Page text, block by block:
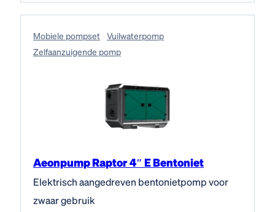
Mobiele pompset
Vuilwaterpomp
Zelfaanzuigende pomp
Aeonpump Raptor 4″ E Bentoniet
Elektrisch aangedreven bentonietpomp voor
zwaar gebruik